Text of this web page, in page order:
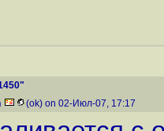
(ok) on 02-Июл-07, 17:17